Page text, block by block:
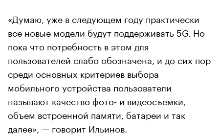
«Думаю, уже в следующем году практически
все новые модели будут поддерживать 5G. Но
пока что потребность в этом для
пользователей слабо обозначена, и до сих пор
среди основных критериев выбора
мобильного устройства пользователи
называют качество фото- и видеосъемки,
объем встроенной памяти, батареи и так
далее», — говорит Ильинов.